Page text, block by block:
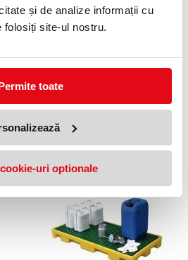
și de analize informații cu
folosiți site-ul nostru.
toate
uri optionale
Suport protectie stalpi
Manutan, diametru 35 cm
643,37 lei(pret cu TVA)